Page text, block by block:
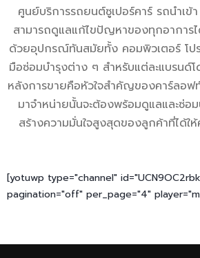
ศูนย์บริการรถยนต์ซูเปอร์คาร์ รถนำเข้
สามารถดูแลแก้ไขปัญหาของทุกอาการ
ด้วยอุปกรณ์ทันสมัยทั้ง คอมพิวเตอร์ โป
มือซ่อมบำรุงต่าง ๆ สำหรับแต่ละแบรนด์โ
หลังการขายคือหัวใจสำคัญของคาร์ลอฟ
มาจำหน่ายนั้นจะต้องพร้อมดูแลและซ่อ
สร้างความมั่นใจสูงสุดของลูกค้าที่ได้ให้
[yotuwp type="channel"
pagination="off" per_page="4"